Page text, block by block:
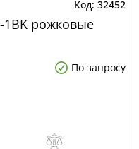
32452
1BK рожковые
По запросу